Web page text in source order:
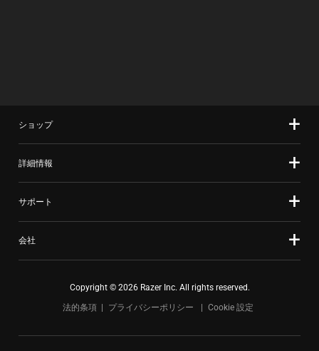
ショップ
詳細情報
サポート
会社
Copyright © 2026 Razer Inc. All rights reserved.
法的条項
プライバシーポリシー Cookie 設定